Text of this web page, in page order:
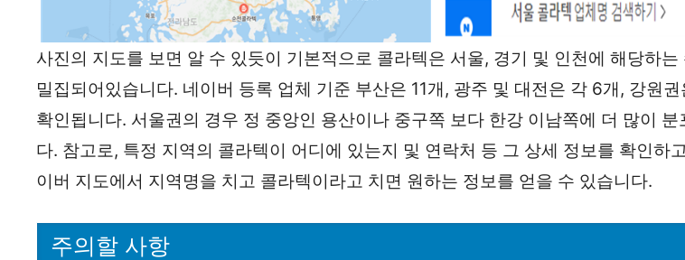
사진의 지도를 보면 알 수 있듯이 기본적으로 콜라텍은 서울, 경기 및 인천에 해당하는
밀집되어있습니다. 네이버 등록 업체 기준 부산은 11개, 광주 및 대전은 각 6개, 강원권
확인됩니다. 서울권의 경우 정 중앙인 용산이나 중구쪽 보다 한강 이남쪽에 더 많이 분
다. 참고로, 특정 지역의 콜라텍이 어디에 있는지 및 연락처 등 그 상세 정보를 확인하
이버 지도에서 지역명을 치고 콜라텍이라고 치면 원하는 정보를 얻을 수 있습니다.
주의할 사항